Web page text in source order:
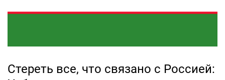
Стереть все, что связано с Россией: